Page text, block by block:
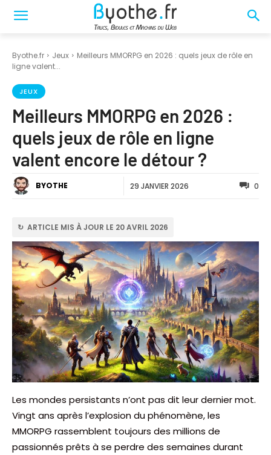
Byothe.fr Jeux
Meilleurs MMORPG en 2026 : quels jeux de rôle en
ligne valent...
JEUX
Meilleurs MMORPG en 2026 :
quels jeux de rôle en ligne
valent encore le détour ?
BYOTHE 29 JANVIER 2026 0
↻ ARTICLE MIS À JOUR LE 20 AVRIL 2026
Les mondes persistants n’ont pas dit leur dernier mot.
Vingt ans après l’explosion du phénomène, les
MMORPG rassemblent toujours des millions de
passionnés prêts à se perdre des semaines durant